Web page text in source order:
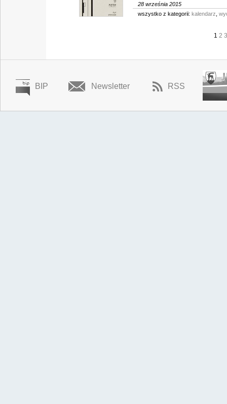
28 września 2015
wszystko z kategorii: kalendarz
1 2 3
BIP Newsletter RSS